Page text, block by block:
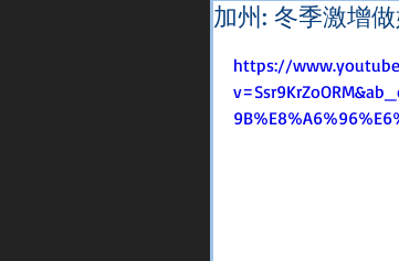
加州: 冬季激增
https://